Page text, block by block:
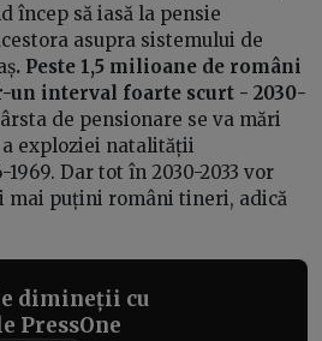
încep să iasă la pensie
asupra sistemului de
. Peste 1,5 milioane de români
interval foarte scurt - 2030-
de pensionare se va mări
exploziei natalității
Dar tot în 2030-2033 vor
mai puțini români tineri, adică
dimineții cu
PressOne